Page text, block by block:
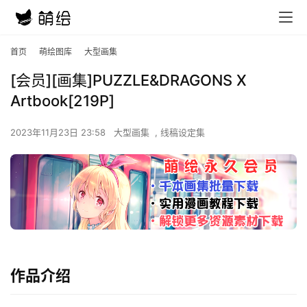
首页 萌绘图库 大型画集
[会员][画集]PUZZLE&DRAGONS X
Artbook[219P]
2023年11月23日 23:58 大型画集 , 线稿设定集
作品介绍